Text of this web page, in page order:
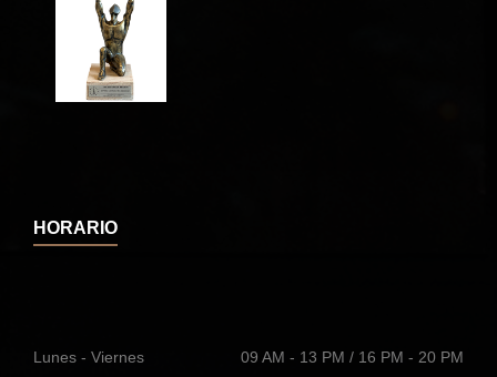
HORARIO
Lunes - Viernes 09 AM - 13 PM / 16 PM - 20 PM